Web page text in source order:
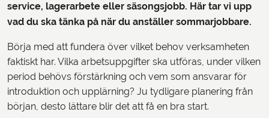
service, lagerarbete eller säsongsjobb. Här tar vi upp
vad du ska tänka på när du anställer sommarjobbare.
Börja med att fundera över vilket behov verksamheten
faktiskt har. Vilka arbetsuppgifter ska utföras, under vilken
period behövs förstärkning och vem som ansvarar för
introduktion och upplärning? Ju tydligare planering från
början, desto lättare blir det att få en bra start.